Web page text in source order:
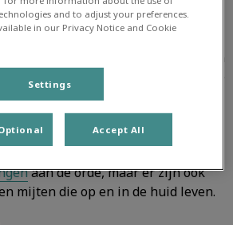
worden aangetoond.
hele levenscyclus op het dier
zoals de vlo dat doet, hun eieren
een wasmiddel met een
en tegenwoordig vaak ook met een
op de huid.
aan de orde, maar er zijn ook
mijten die op en in de huid leven.
and to adjust your preferences.
in our Privacy Notice and Cookie
Settings
Accept All